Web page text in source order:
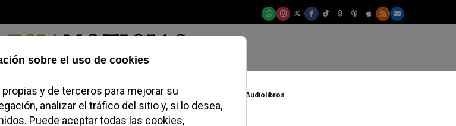
Viernes, 07 de agosto de 2026
Temas Buscar #JovenesConFe Podcast Audiolibros